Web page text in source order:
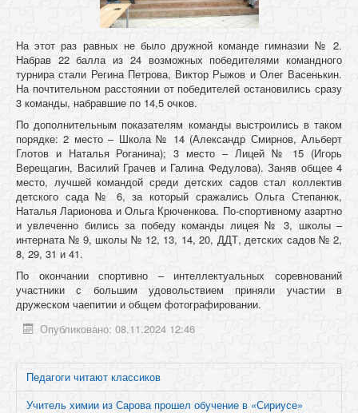
На этот раз равных не было дружной команде гимназии № 2.
Набрав 22 балла из 24 возможных победителями командного
турнира стали Регина Петрова, Виктор Рыжов и Олег Васенькин.
На почтительном расстоянии от победителей остановились сразу
3 команды, набравшие по 14,5 очков.
По дополнительным показателям команды выстроились в таком
порядке: 2 место – Школа № 14 (Александр Смирнов, Альберт
Глотов и Наталья Роганина); 3 место – Лицей № 15 (Игорь
Верещагин, Василий Грачев и Галина Федулова). Заняв общее 4
место, лучшей командой среди детских садов стал коллектив
детского сада № 6, за который сражались Ольга Степанюк,
Наталья Ларионова и Ольга Крюченкова. По-спортивному азартно
и увлеченно бились за победу команды лицея № 3, школы –
интерната № 9, школы № 12, 13, 14, 20, ДДТ, детских садов № 2,
8, 29, 31 и 41.
По окончании спортивно – интеллектуальных соревнований
участники с большим удовольствием приняли участии в
дружеском чаепитии и общем фотографировании.
Опубликовано: 08.11.2024 12:46
Педагоги читают классиков
Учитель химии из Сарова прошел обучение в «Сириусе»